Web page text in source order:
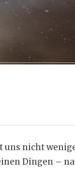
uns nicht
Dingen –